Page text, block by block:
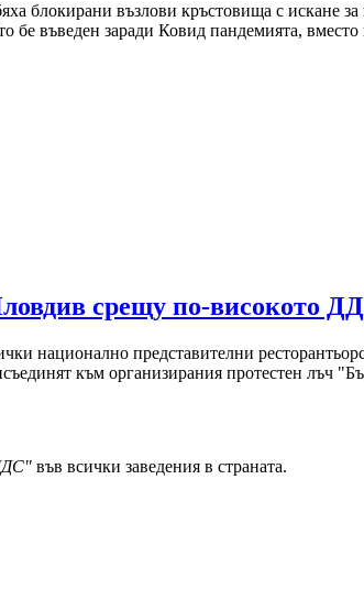
блокирани възлови кръстовища с искане
бе въведен заради Ковид пандемията,
срещу по-високото
национално представителни
към организирания протестен лъч
във всички заведения в страната.